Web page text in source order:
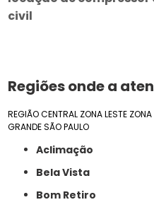
civil
Regiões onde a
REGIÃO CENTRAL ZONA LESTE ZONA
GRANDE SÃO PAULO
Aclimação
Bela Vista
Bom Retiro